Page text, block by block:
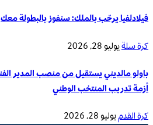
فيلادلفيا يرحّب بالملك: سنفوز بالبطولة معك
كرة سلةيوليو 28, 2026
أزمة تدريب المنتخب الوطني
كرة القدميوليو 28, 2026